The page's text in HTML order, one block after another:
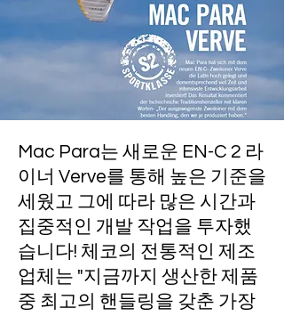
Mac Para는 새로운 EN-C 2 라
이너 Verve를 통해 높은 기준을
세웠고 그에 따라 많은 시간과
집중적인 개발 작업을 투자했
습니다! 체코의 전통적인 제조
업체는 "지금까지 생산한 제품
중 최고의 핸들링을 갖춘 가장